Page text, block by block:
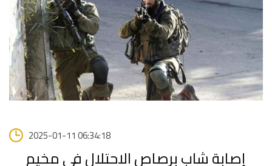
2025-01-11 06:34:18
إصابة شاب برصاص الاحتلال في مخيم